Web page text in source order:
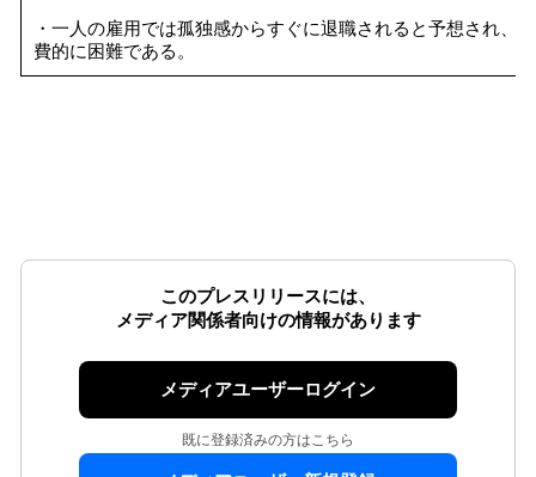
・一人の雇用では孤独感からすぐに退職されると予想され、
費的に困難である。
このプレスリリースには、
メディア関係者向けの情報があります
メディアユーザーログイン
既に登録済みの方はこちら